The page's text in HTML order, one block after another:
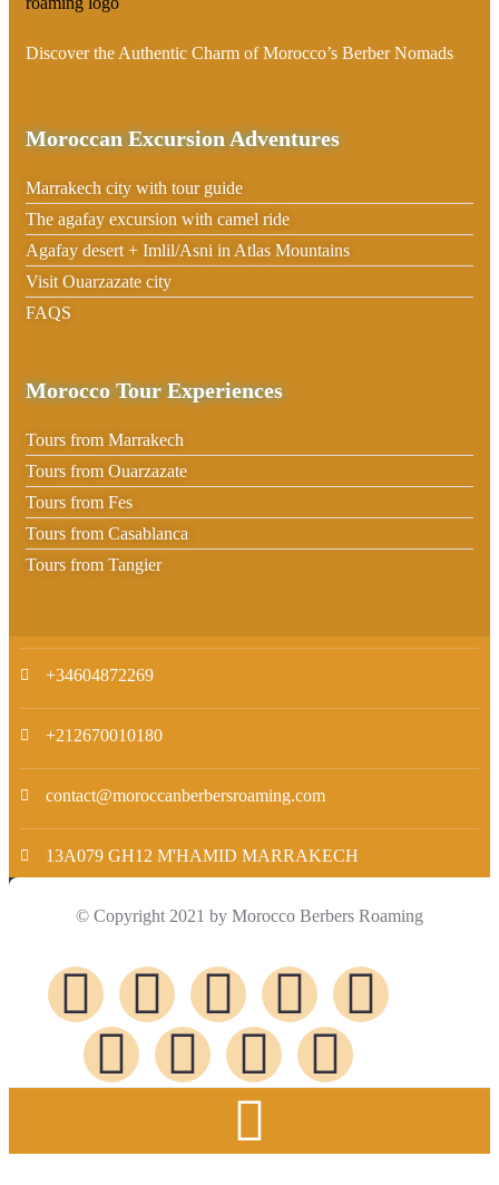
Discover the Authentic Charm of Morocco’s Berber Nomads
Moroccan Excursion Adventures
Marrakech city with tour guide
The agafay excursion with camel ride
Agafay desert + Imlil/Asni in Atlas Mountains
Visit Ouarzazate city
FAQS
Morocco Tour Experiences
Tours from Marrakech
Tours from Ouarzazate
Tours from Fes
Tours from Casablanca
Tours from Tangier
+34604872269
+212670010180
contact@moroccanberbersroaming.com
13A079 GH12 M'HAMID MARRAKECH
© Copyright 2021 by Morocco Berbers Roaming